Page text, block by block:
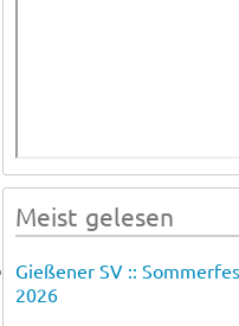
Meist gelesen
Gießener SV ::
2026